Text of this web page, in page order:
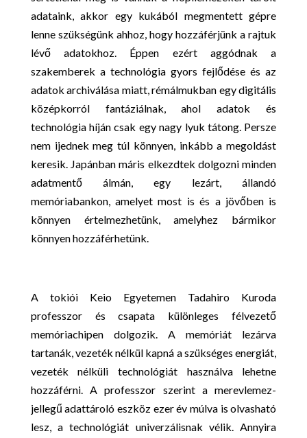
adataink, akkor egy kukából megmentett gépre
lenne szükségünk ahhoz, hogy hozzáférjünk a rajtuk
lévő adatokhoz. Éppen ezért aggódnak a
szakemberek a technológia gyors fejlődése és az
adatok archiválása miatt, rémálmukban egy digitális
középkorról fantáziálnak, ahol adatok és
technológia híján csak egy nagy lyuk tátong. Persze
nem ijednek meg túl könnyen, inkább a megoldást
keresik. Japánban máris elkezdtek dolgozni minden
adatmentő álmán, egy lezárt, állandó
memóriabankon, amelyet most is és a jövőben is
könnyen értelmezhetünk, amelyhez bármikor
könnyen hozzáférhetünk.
A tokiói Keio Egyetemen Tadahiro Kuroda
professzor és csapata különleges félvezető
memóriachipen dolgozik. A memóriát lezárva
tartanák, vezeték nélkül kapná a szükséges energiát,
vezeték nélküli technológiát használva lehetne
hozzáférni. A professzor szerint a merevlemez-
jellegű adattároló eszköz ezer év múlva is olvasható
lesz, a technológiát univerzálisnak vélik. Annyira